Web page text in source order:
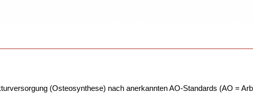
(Osteosynthese) nach anerkannten AO-Standards (AO =